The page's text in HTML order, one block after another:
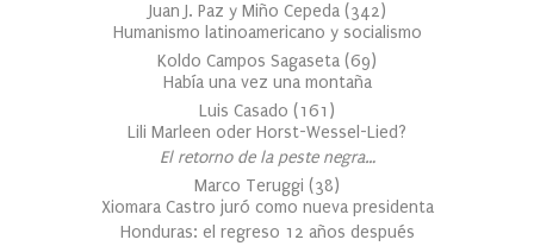
Juan J. Paz y Miño Cepeda (342)
Humanismo latinoamericano y socialismo
Koldo Campos Sagaseta (69)
Había una vez una montaña
Luis Casado (161 )
Lili Marleen oder Horst-Wessel-Lied?
El retorno de la peste negra…
Marco Teruggi (38)
Xiomara Castro juró como nueva presidenta
Honduras: el regreso 12 años después